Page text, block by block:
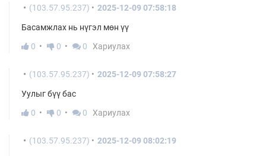
(103.57.95.237) 2025-12-09 07:58:18
Басамжлах нь нүгэл мөн үү
0
0 0 Хариулах
(103.57.95.237) 2025-12-09 07:58:27
Уулыг бүү бас
0
0 0 Хариулах
(103.57.95.237) 2025-12-09 08:02:19